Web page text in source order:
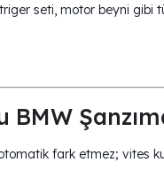
seti, motor beyni gibi
BMW
fark etmez; vites